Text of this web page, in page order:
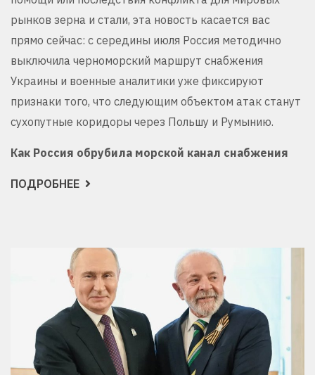
рынков зерна и стали, эта новость касается вас
прямо сейчас: с середины июля Россия методично
выключила черноморский маршрут снабжения
Украины и военные аналитики уже фиксируют
признаки того, что следующим объектом атак станут
сухопутные коридоры через Польшу и Румынию.
Как Россия обрубила морской канал снабжения
ПОДРОБНЕЕ О
-
СУХОПУТНЫЙ
МОЖЕТ
СТАТЬ
СЛЕДУЮЩЕЙ
ЦЕЛЬЮ